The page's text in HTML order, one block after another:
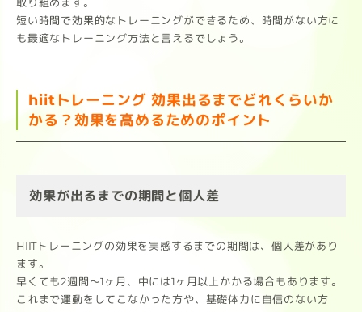
短い時間で効果的なトレーニングができるため、時間がない方に
も最適なトレーニング方法と言えるでしょう。
hiitトレーニング 効果出るまでどれくらいか
かる？効果を高めるためのポイント
効果が出るまでの期間と個人差
HIITトレーニングの効果を実感するまでの期間は、個人差があり
ます。
早くても2週間～1ヶ月、中には1ヶ月以上かかる場合もあります。
これまで運動をしてこなかった方や、基礎体力に自信のない方